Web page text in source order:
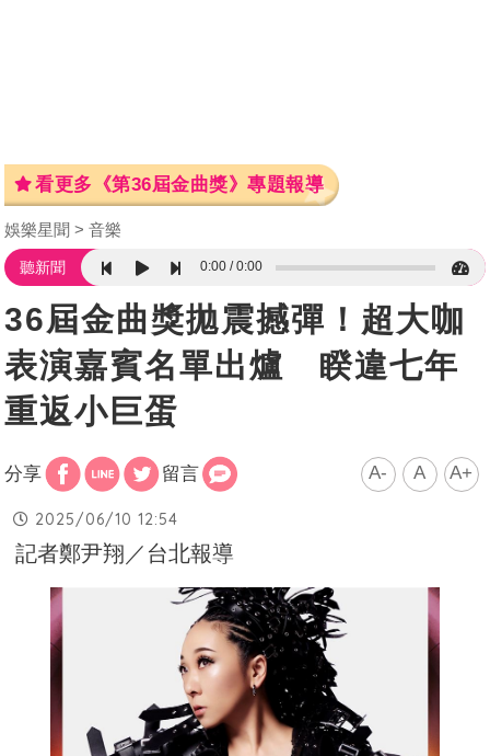
看更多《第36屆金曲獎》專題報導
娛樂星聞 音樂
聽新聞 0:00 0:00
36屆金曲獎拋震撼彈！超大咖
表演嘉賓名單出爐 睽違七年
重返小巨蛋
分享 留言 A- A A+
2025/06/10 12:54
記者鄭尹翔／台北報導